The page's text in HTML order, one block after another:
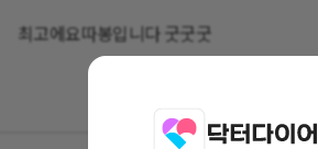
최고에요따봉입니다 굿굿굿